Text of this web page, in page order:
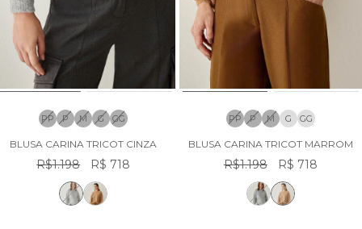
PP P M G GG
BLUSA CARINA TRICOT CINZA
R$1.198 R$ 718
PP P M G GG
BLUSA CARINA TRICOT MARROM
R$1.198 R$ 718